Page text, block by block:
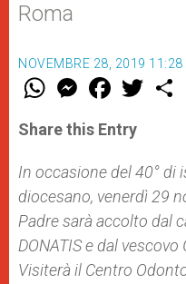
Roma
NOVEMBRE 28, 2019 11:28
W
t
s
p
p
M
e
s
e
g
e
r
F
a
e
b
o
k
w
r
Share this Entry
In occasione del 40° di
diocesano, venerdì 29
Padre sarà accolto dal
DONATIS e dal vescovo
Visiterà il Centro